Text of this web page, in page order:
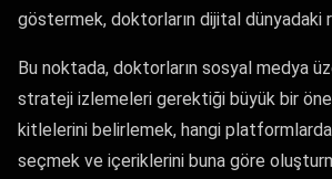
göstermek, doktorların dijital dünyadaki
Bu noktada, doktorların sosyal medya
strateji izlemeleri gerektiği büyük bir
kitlelerini belirlemek, hangi
seçmek ve içeriklerini buna göre